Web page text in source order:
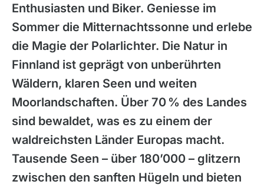
Enthusiasten und Biker. Geniesse im
Sommer die Mitternachtssonne und erlebe
die Magie der Polarlichter. Die Natur in
Finnland ist geprägt von unberührten
Wäldern, klaren Seen und weiten
Moorlandschaften. Über 70 % des Landes
sind bewaldet, was es zu einem der
waldreichsten Länder Europas macht.
Tausende Seen – über 180’000 – glitzern
zwischen den sanften Hügeln und bieten